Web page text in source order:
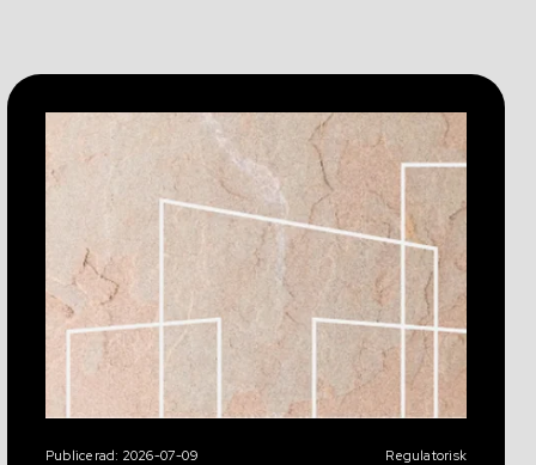
Publicerad: 2026-07-09 Regulatorisk